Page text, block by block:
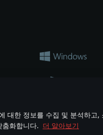
대한 정보를 수집 및 분석하고,
화합니다. 더 알아보기
묘사하는 것은 무기 개발 업체
logos and brand names are
이용 약관